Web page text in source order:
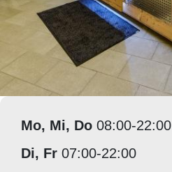
Mo, Mi, Do 08:00-22:00
Di, Fr 07:00-22:00